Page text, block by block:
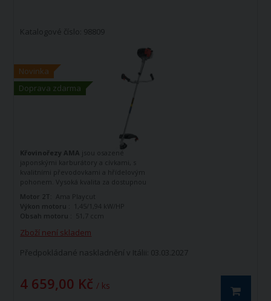
Novinka
Doprava zdarma
Katalogové číslo: 98809
Zboží není skladem
Předpokládané naskladnění v Itálii: 03.03.2027
4 659,00 Kč / ks
Křovinořezy AMA jsou osazené
japonskými karburátory a cívkami, s
kvalitními převodovkami a hřídelovým
pohonem. Vysoká kvalita za dostupnou
Motor 2T: Ama Playcut
Výkon motoru :
1,45/1,94 kW/HP
Obsah motoru :
51,7 ccm